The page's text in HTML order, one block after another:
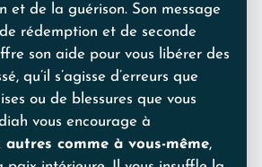
et de la guérison. Son message
rédemption et de seconde
son aide pour vous libérer des
qu’il s’agisse d’erreurs que
ou de blessures que vous
vous encourage à
comme à vous-même,